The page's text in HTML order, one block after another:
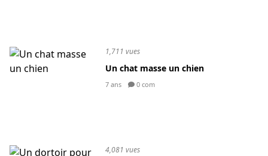
1,711 vues
Un chat masse un chien
7 ans 0 com
4,081 vues